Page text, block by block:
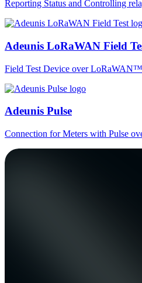
Reporting Status and Controlling
Adeunis LoRaWAN Field
Field Test Device over LoRaWAN™
Adeunis Pulse
Connection for Meters with Pulse